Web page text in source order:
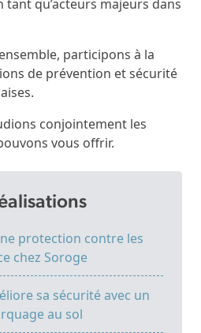
qu’acteurs majeurs dans
participons à la
de prévention et sécurité
conjointement les
vous offrir.
protection contre les
chez Soroge
sa sécurité avec un
au sol